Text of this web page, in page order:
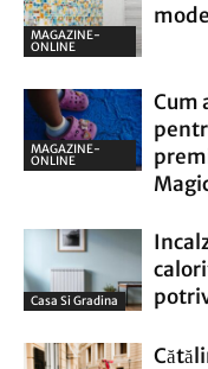
MAGAZINE-
ONLINE
MAGAZINE-
ONLINE
Cum
Casa Si Gradina